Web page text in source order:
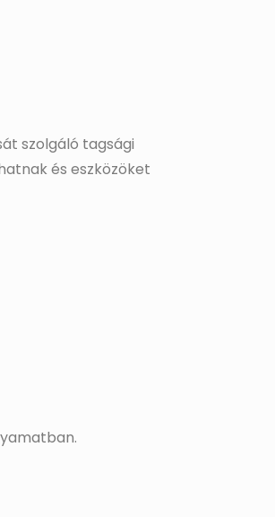
szolgáló tagsági
és eszközöket